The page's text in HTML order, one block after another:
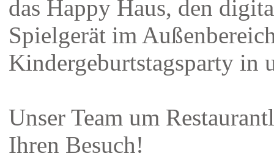
das Happy Haus, den
Spielgerät im
Kindergeburtstagsparty in
Unser Team um
Ihren Besuch!